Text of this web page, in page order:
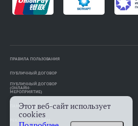
ПРАВИЛА ПОЛЬЗОВАНИЯ
ПУБЛИЧНЫЙ ДОГОВОР
ПУБЛИЧНЫЙ ДОГОВОР
(ОНЛАЙН-
МЕРОПРИЯТИЕ)
ПАМЯТКА АВТОРАМ
Этот веб-сайт использует
cookies